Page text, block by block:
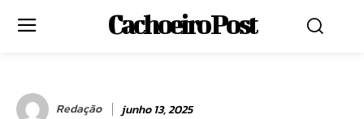
Cachoeiro Post
Redação junho 13, 2025